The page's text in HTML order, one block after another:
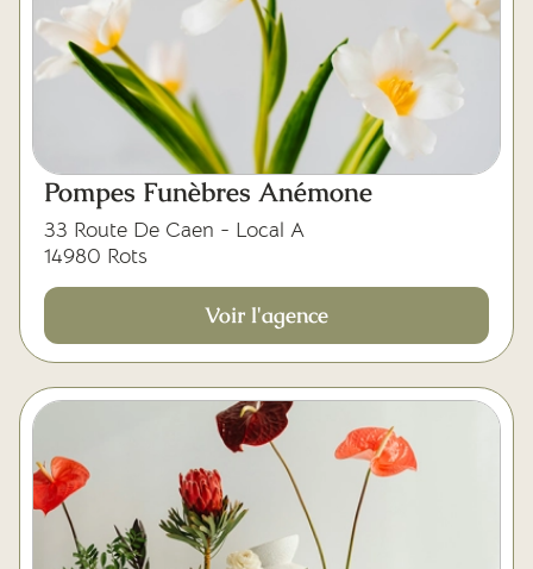
Pompes Funèbres Anémone
33 Route De Caen - Local A
14980 Rots
Voir l'agence